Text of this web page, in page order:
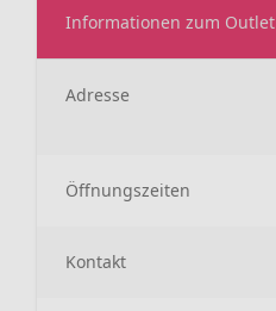
Informationen zum Outlet
Adresse
Öffnungszeiten
Kontakt